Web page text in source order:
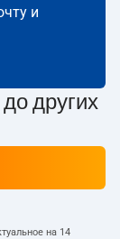
и
до других
на 14